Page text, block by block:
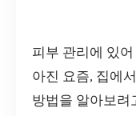
피부 관리에 있
아진 요즘, 집에
방법을 알아보려